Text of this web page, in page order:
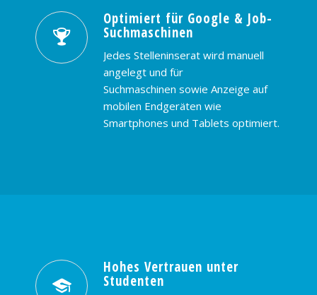
Optimiert für Google & Job-
Suchmaschinen
Jedes Stelleninserat wird manuell
angelegt und für
Suchmaschinen sowie Anzeige auf
mobilen Endgeräten wie
Smartphones und Tablets optimiert.
Hohes Vertrauen unter
Studenten